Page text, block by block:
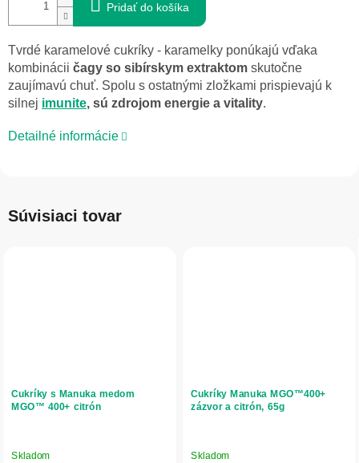
Pridať do košíka
Tvrdé karamelové cukríky - karamelky ponúkajú vďaka
kombinácii čagy so sibírskym extraktom skutočne
zaujímavú chuť. Spolu s ostatnými zložkami prispievajú k
silnej imunite, sú zdrojom energie a vitality.
Detailné informácie
Súvisiaci tovar
Cukríky s Manuka medom
MGO™ 400+ citrón
Skladom
Cukríky Manuka MGO™400+
zázvor a citrón, 65g
Skladom